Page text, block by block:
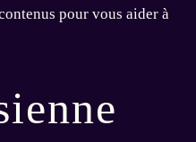
pour vous aider à